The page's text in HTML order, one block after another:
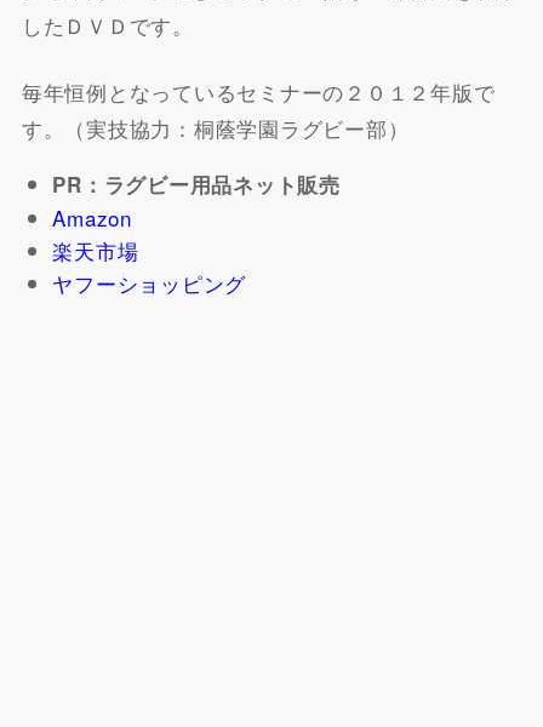
したＤＶＤです。
毎年恒例となっているセミナーの２０１２年版で
す。（実技協力：桐蔭学園ラグビー部）
PR：ラグビー用品ネット販売
Amazon
楽天市場
ヤフーショッピング